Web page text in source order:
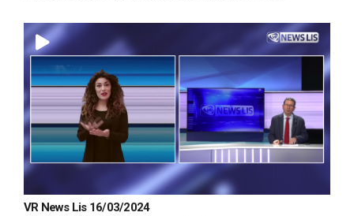
VR News Lis 16/03/2024